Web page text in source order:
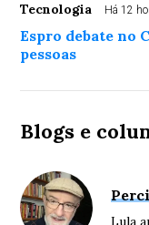
Tecnologia Há 12
Espro debate no
pessoas
Blogs e
Lula